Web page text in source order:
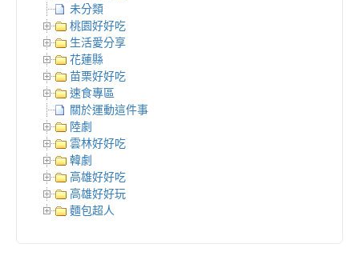
未分類
桃園好好吃
生活愛分享
花蓮縣
苗栗好好吃
速食專區
關於運動這件事
陸劇
雲林好好吃
韓劇
高雄好好吃
高雄好好玩
麵包超人